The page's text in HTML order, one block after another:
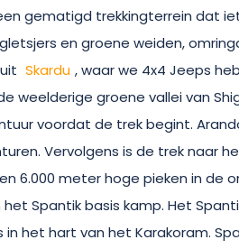
gematigd trekkingterrein dat
en groene weiden,
Skardu , waar we 4x4 Jeeps
weelderige groene vallei van
voordat de trek begint.
Vervolgens is de trek naar
6.000 meter hoge pieken in de
Spantik basis kamp. Het
het hart van het Karakoram.